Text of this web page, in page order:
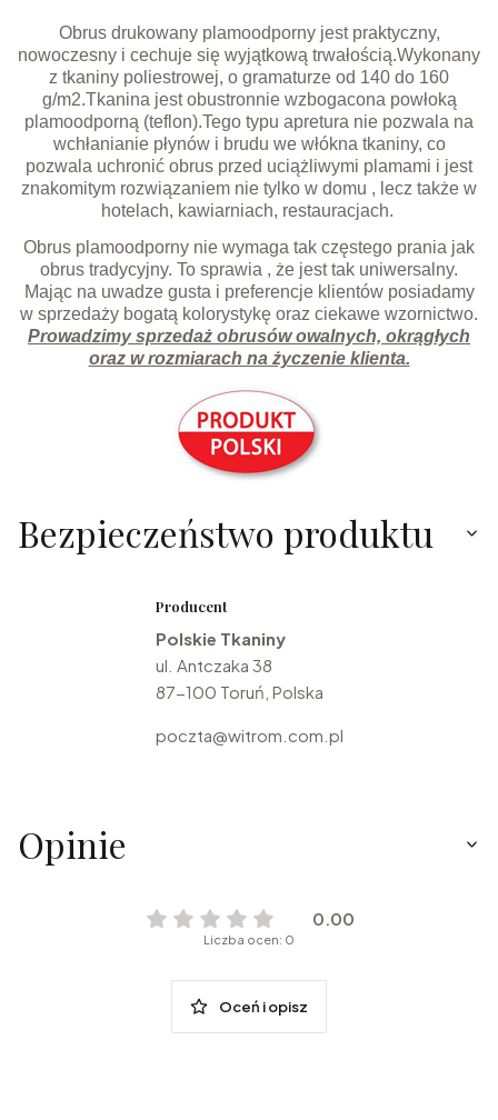
Obrus drukowany plamoodporny jest praktyczny,
nowoczesny i cechuje się wyjątkową trwałością.Wykonany
z tkaniny poliestrowej, o gramaturze od 140 do 160
g/m2.Tkanina jest obustronnie wzbogacona powłoką
plamoodporną (teflon).Tego typu apretura nie pozwala na
wchłanianie płynów i brudu we włókna tkaniny, co
pozwala uchronić obrus przed uciążliwymi plamami i jest
znakomitym rozwiązaniem nie tylko w domu , lecz także w
hotelach, kawiarniach, restauracjach.
Obrus plamoodporny nie wymaga tak częstego prania jak
obrus tradycyjny. To sprawia , że jest tak uniwersalny.
Mając na uwadze gusta i preferencje klientów posiadamy
w sprzedaży bogatą kolorystykę oraz ciekawe wzornictwo.
Prowadzimy sprzedaż obrusów owalnych, okrągłych
oraz w rozmiarach na życzenie klienta.
Bezpieczeństwo produktu
Producent
Polskie Tkaniny
ul. Antczaka 38
87-100 Toruń, Polska
poczta@witrom.com.pl
Opinie
0.00
Liczba ocen: 0
Oceń i opisz